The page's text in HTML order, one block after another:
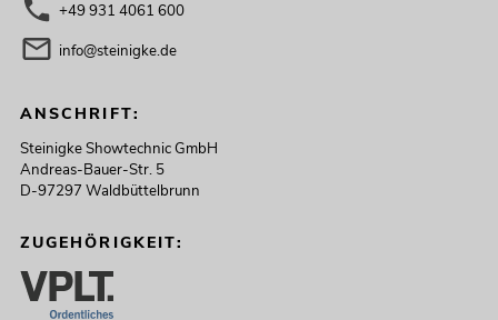
+49 931 4061 600
info@steinigke.de
ANSCHRIFT:
Steinigke Showtechnic GmbH
Andreas-Bauer-Str. 5
D-97297 Waldbüttelbrunn
ZUGEHÖRIGKEIT: